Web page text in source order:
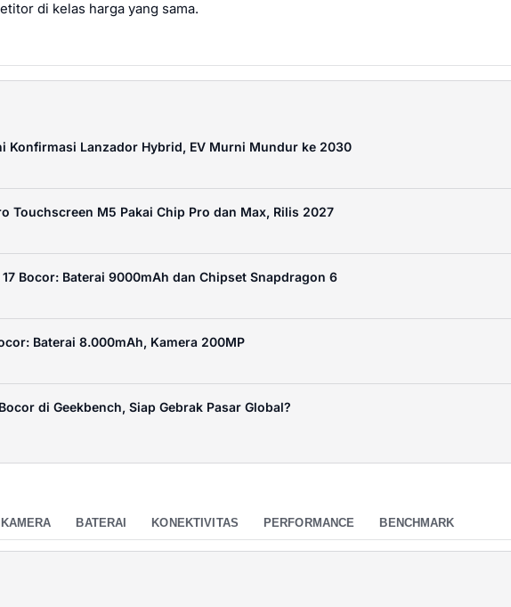
di kelas harga yang sama.
Konfirmasi Lanzador Hybrid, EV Murni Mundur ke 2030
Touchscreen M5 Pakai Chip Pro dan Max, Rilis 2027
17 Bocor: Baterai 9000mAh dan Chipset Snapdragon 6
Baterai 8.000mAh, Kamera 200MP
di Geekbench, Siap Gebrak Pasar Global?
KAMERA BATERAI KONEKTIVITAS PERFORMANCE BENCHMARK